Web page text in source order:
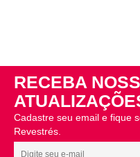
RECEBA
Cadastre seu email e fique
Revestrés.